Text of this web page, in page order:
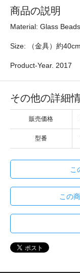
商品の説明
Material: Glass
Size: （金具）約
Product-Year. 2017
その他の詳細
販売価格
型番
こ
この